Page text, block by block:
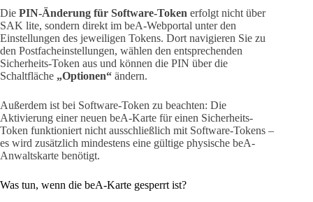
Die PIN-Änderung für Software-Token erfolgt nicht über
SAK lite, sondern direkt im beA-Webportal unter den
Einstellungen des jeweiligen Tokens. Dort navigieren Sie zu
den Postfacheinstellungen, wählen den entsprechenden
Sicherheits-Token aus und können die PIN über die
Schaltfläche „Optionen“ ändern.
Außerdem ist bei Software-Token zu beachten: Die
Aktivierung einer neuen beA-Karte für einen Sicherheits-
Token funktioniert nicht ausschließlich mit Software-Tokens –
es wird zusätzlich mindestens eine gültige physische beA-
Anwaltskarte benötigt.
Was tun, wenn die beA-Karte gesperrt ist?